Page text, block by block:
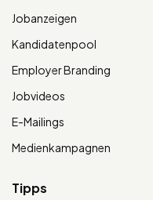
Jobanzeigen
Kandidatenpool
Employer Branding
Jobvideos
E-Mailings
Medienkampagnen
Tipps